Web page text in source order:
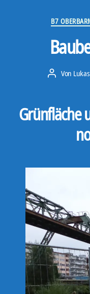
B7
Beitragsautor
Von
Grünfläche